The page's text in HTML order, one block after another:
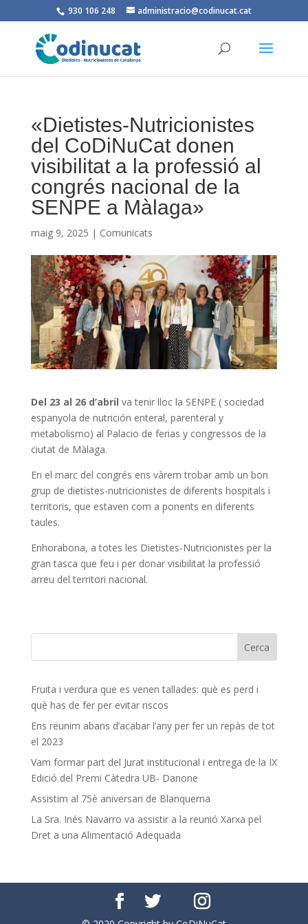
930 106 248 administracio@codinucat.cat
«Dietistes-Nutricionistes
del CoDiNuCat donen
visibilitat a la professió al
congrés nacional de la
SENPE a Màlaga»
maig 9, 2025 | Comunicats
Del 23 al 26 d’abril va tenir lloc la SENPE ( sociedad
espanyola de nutrición enteral, parenteral y
metabolismo) al Palacio de ferias y congressos de la
ciutat de Màlaga.
En el marc del congrés ens vàrem trobar amb un bon
grup de dietistes-nutricionistes de diferents hospitals i
territoris, que estaven com a ponents en diferents
taules.
Enhorabona, a totes les Dietistes-Nutricionistes per la
gran tasca que feu i per donar visibilitat la professió
arreu del territori nacional.
Fruita i verdura que es venen tallades: què es perd i
què has de fer per evitar riscos
Ens reunim abans d’acabar l’any per fer un repàs de tot
el 2023
Vam formar part del Jurat institucional i entrega de la IX
Edició del Premi Càtedra UB- Danone
Assistim al 75è aniversari de Blanquerna
La Sra. Inés Navarro va assistir a la reunió Xarxa pel
Dret a una Alimentació Adequada